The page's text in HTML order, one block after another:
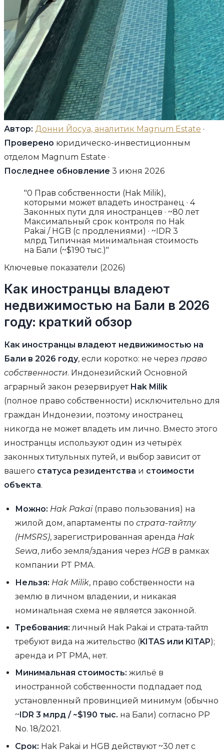
Автор: Донни Йосуа, аналитик Magnum Estate ·
Проверено юридическо-инвестиционным
отделом Magnum Estate ·
Последнее обновление 3 июня 2026
"0 Прав собственности (Hak Milik),
которыми может владеть иностранец · 4
Законных пути для иностранцев · ~80 лет
Максимальный срок контроля по Hak
Pakai / HGB (с продлениями) · ~IDR 3
млрд Типичная минимальная стоимость
на Бали (~$190 тыс.)"
Ключевые показатели (2026)
Как иностранцы владеют
недвижимостью на Бали в 2026
году: краткий обзор
Как иностранцы владеют недвижимостью на
Бали в 2026 году, если коротко: не через право
собственности. Индонезийский Основной
аграрный закон резервирует Hak Milik
(полное право собственности) исключительно для
граждан Индонезии, поэтому иностранец
никогда не может владеть им лично. Вместо этого
иностранцы используют один из четырёх
законных титульных путей, и выбор зависит от
вашего статуса резидентства и стоимости
объекта.
Можно: Hak Pakai(право пользования) на
жилой дом, апартаменты пострата-тайтлу
(HMSRS), зарегистрированная аренда Hak
Sewa, либо земля/здания через HGB в рамках
компании PT PMA.
Нельзя: Hak Milik, право собственности на
землю в личном владении, и никакая
номинальная схема не является законной.
Требования: личный Hak Pakai и страта-тайтл
требуют вида на жительство (KITAS или KITAP);
аренда и PT PMA, нет.
Минимальная стоимость: жильё в
иностранной собственности подпадает под
установленный провинцией минимум (обычно
~ IDR 3 млрд / ~$190 тыс. на Бали) согласно PP
No. 18/2021.
Срок: Hak Pakai и HGB действуют ~30 лет с